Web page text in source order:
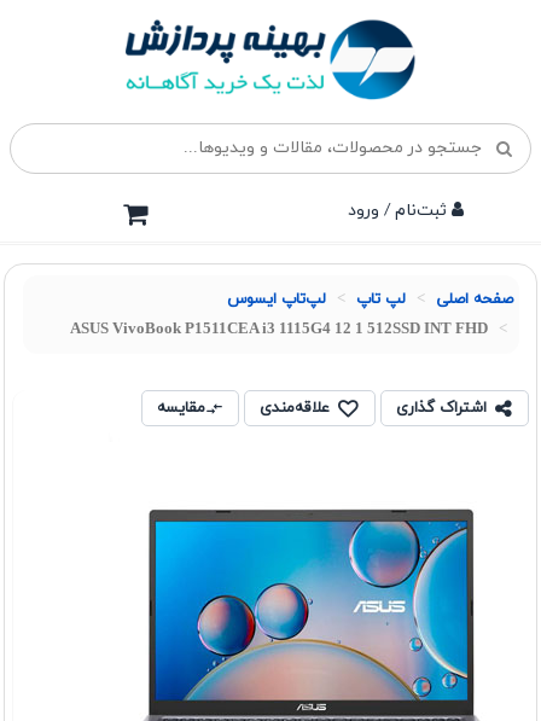
ثبت‌نام / ورود
صفحه اصلی لپ تاپ لپ‌تاپ ایسوس
ASUS VivoBook P1511CEA i3 1115G4 12 1 512SSD INT FHD
اشتراک گذاری علاقه‌مندی مقایسه